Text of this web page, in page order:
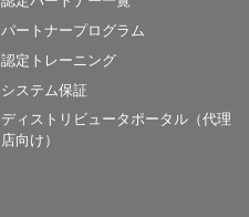
パートナープログラム
認定トレーニング
システム保証
ディストリビュータポータル（代理
店向け）